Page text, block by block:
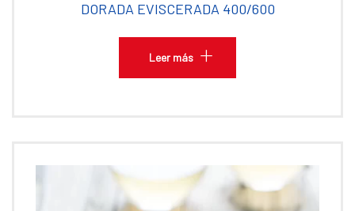
DORADA EVISCERADA 400/600
Leer más